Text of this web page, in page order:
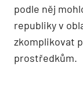
podle něj
republiky v
zkomplikovat
prostředkům.